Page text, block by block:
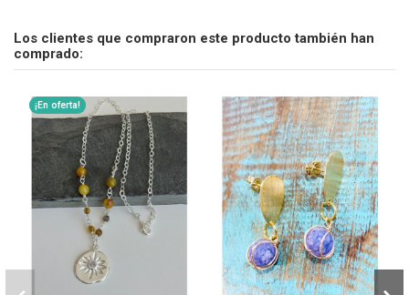
Los clientes que compraron este producto también han
comprado:
¡En oferta!